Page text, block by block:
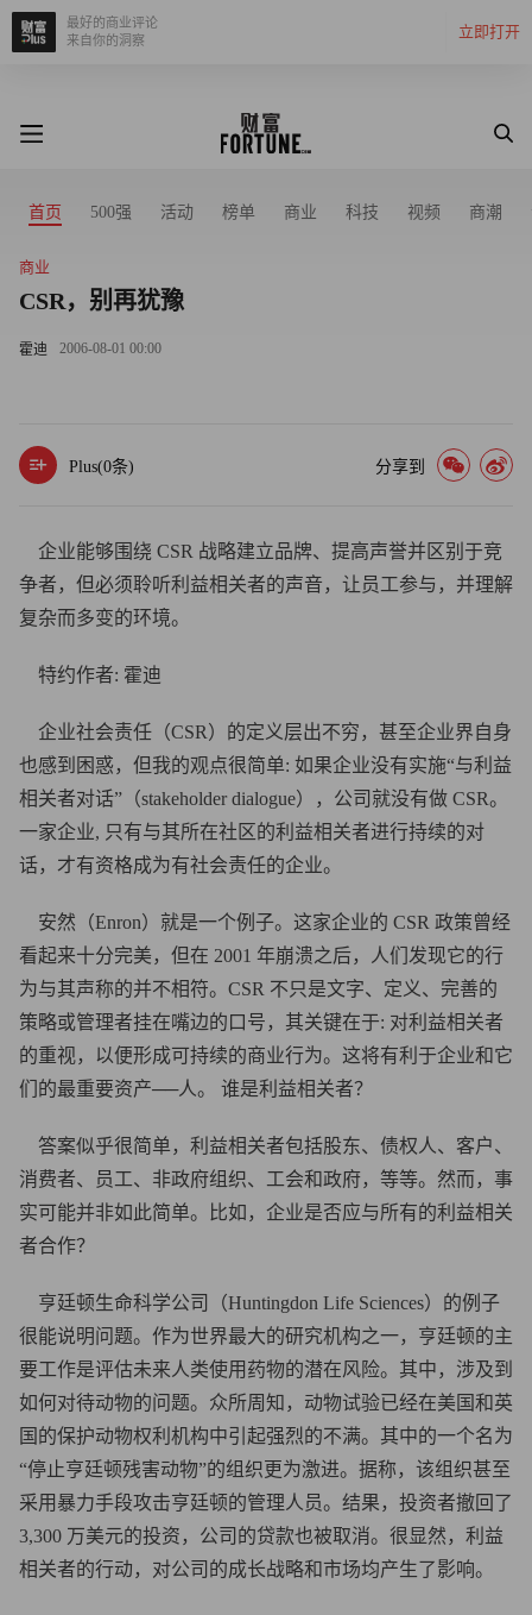
立即打开
最好的商业评论
来自你的洞察
首页 500强 活动 榜单 商业 科技 视频 商潮
商业
CSR，别再犹豫
霍迪 2006-08-01 00:00
Plus(0条) 分享到
企业能够围绕 CSR 战略建立品牌、提高声誉并区别于竞
争者，但必须聆听利益相关者的声音，让员工参与，并理解
复杂而多变的环境。
特约作者: 霍迪
企业社会责任（CSR）的定义层出不穷，甚至企业界自身
也感到困惑，但我的观点很简单: 如果企业没有实施“与利益
相关者对话”（stakeholder dialogue），公司就没有做 CSR。
一家企业, 只有与其所在社区的利益相关者进行持续的对
话，才有资格成为有社会责任的企业。
安然（Enron）就是一个例子。这家企业的 CSR 政策曾经
看起来十分完美，但在 2001 年崩溃之后，人们发现它的行
为与其声称的并不相符。CSR 不只是文字、定义、完善的
策略或管理者挂在嘴边的口号，其关键在于: 对利益相关者
的重视，以便形成可持续的商业行为。这将有利于企业和它
们的最重要资产──人。 谁是利益相关者？
答案似乎很简单，利益相关者包括股东、债权人、客户、
消费者、员工、非政府组织、工会和政府，等等。然而，事
实可能并非如此简单。比如，企业是否应与所有的利益相关
者合作？
亨廷顿生命科学公司（Huntingdon Life Sciences）的例子
很能说明问题。作为世界最大的研究机构之一，亨廷顿的主
要工作是评估未来人类使用药物的潜在风险。其中，涉及到
如何对待动物的问题。众所周知，动物试验已经在美国和英
国的保护动物权利机构中引起强烈的不满。其中的一个名为
“停止亨廷顿残害动物”的组织更为激进。据称，该组织甚至
采用暴力手段攻击亨廷顿的管理人员。结果，投资者撤回了
3,300 万美元的投资，公司的贷款也被取消。很显然，利益
相关者的行动，对公司的成长战略和市场均产生了影响。